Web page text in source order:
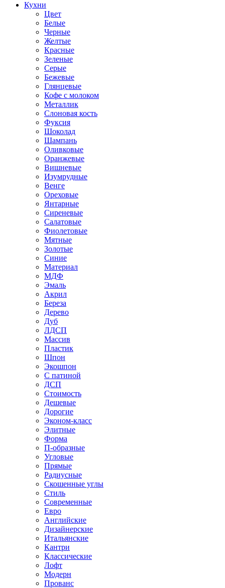
Кухни
Цвет
Белые
Черные
Желтые
Красные
Зеленые
Серые
Бежевые
Глянцевые
Кофе с молоком
Металлик
Слоновая кость
Фуксия
Шоколад
Шампань
Оливковые
Оранжевые
Вишневые
Изумрудные
Венге
Ореховые
Янтарные
Сиреневые
Салатовые
Фиолетовые
Мятные
Золотые
Синие
Материал
МДФ
Эмаль
Акрил
Береза
Дерево
Дуб
ЛДСП
Массив
Пластик
Шпон
Экошпон
С патиной
ДСП
Стоимость
Дешевые
Дорогие
Эконом-класс
Элитные
Форма
П-образные
Угловые
Прямые
Радиусные
Скошенные углы
Стиль
Современные
Евро
Английские
Дизайнерские
Итальянские
Кантри
Классические
Лофт
Модерн
Прованс